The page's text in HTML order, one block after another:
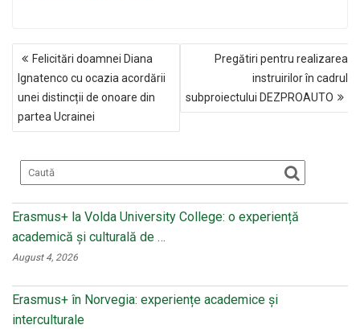
b
o
o
k
o
kl
a
ss
ni
ki
er
NAVIGARE
ÎN
ARTICOLE
Felicitări doamnei Diana
Ignatenco cu ocazia acordării
unei distincții de onoare din
partea Ucrainei
Pregătiri pentru realizarea
instruirilor în cadrul
subproiectului DEZPROAUTO
Erasmus+ la Volda University College: o experiență
academică și culturală de …
August 4, 2026
Erasmus+ în Norvegia: experiențe academice și
interculturale